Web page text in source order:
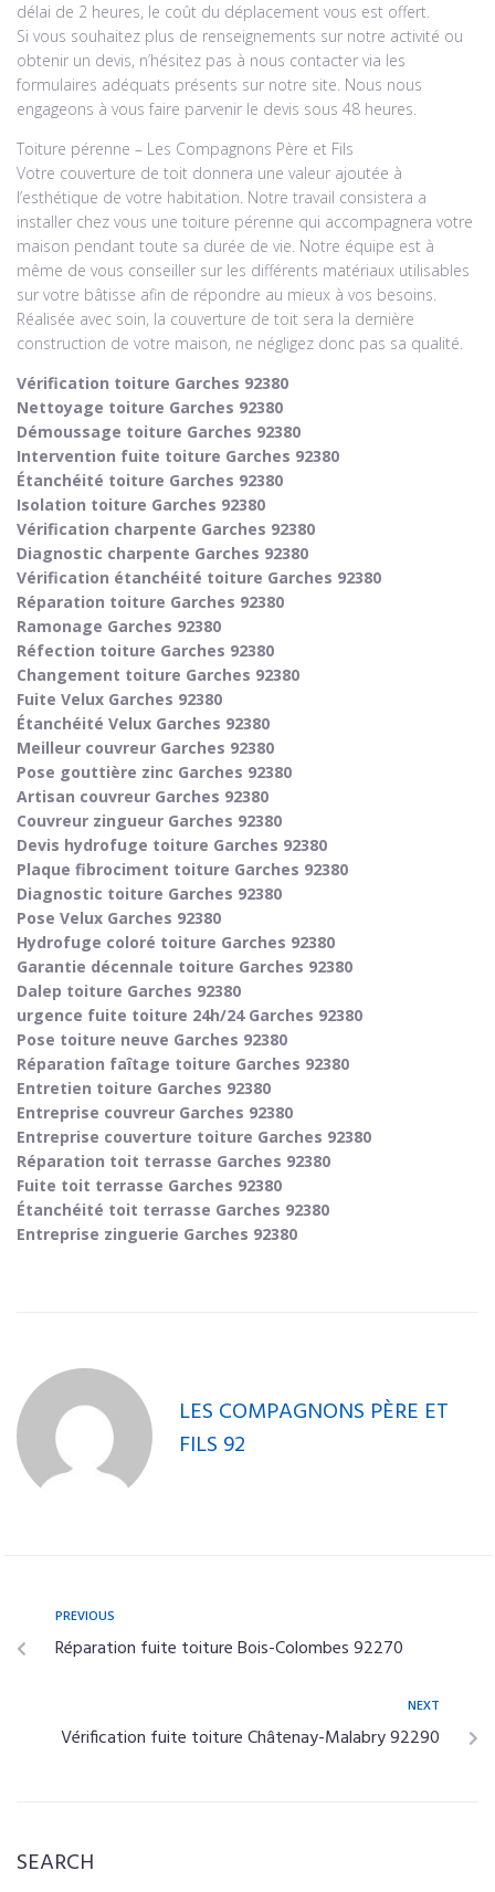
délai de 2 heures, le coût du déplacement vous est offert.
Si vous souhaitez plus de renseignements sur notre activité ou
obtenir un devis, n’hésitez pas à nous contacter via les
formulaires adéquats présents sur notre site. Nous nous
engageons à vous faire parvenir le devis sous 48 heures.
Toiture pérenne – Les Compagnons Père et Fils
Votre couverture de toit donnera une valeur ajoutée à
l’esthétique de votre habitation. Notre travail consistera a
installer chez vous une toiture pérenne qui accompagnera votre
maison pendant toute sa durée de vie. Notre équipe est à
même de vous conseiller sur les différents matériaux utilisables
sur votre bâtisse afin de répondre au mieux à vos besoins.
Réalisée avec soin, la couverture de toit sera la dernière
construction de votre maison, ne négligez donc pas sa qualité.
Vérification toiture Garches 92380
Nettoyage toiture Garches 92380
Démoussage toiture Garches 92380
Intervention fuite toiture Garches 92380
Étanchéité toiture Garches 92380
Isolation toiture Garches 92380
Vérification charpente Garches 92380
Diagnostic charpente Garches 92380
Vérification étanchéité toiture Garches 92380
Réparation toiture Garches 92380
Ramonage Garches 92380
Réfection toiture Garches 92380
Changement toiture Garches 92380
Fuite Velux Garches 92380
Étanchéité Velux Garches 92380
Meilleur couvreur Garches 92380
Pose gouttière zinc Garches 92380
Artisan couvreur Garches 92380
Couvreur zingueur Garches 92380
Devis hydrofuge toiture Garches 92380
Plaque fibrociment toiture Garches 92380
Diagnostic toiture Garches 92380
Pose Velux Garches 92380
Hydrofuge coloré toiture Garches 92380
Garantie décennale toiture Garches 92380
Dalep toiture Garches 92380
urgence fuite toiture 24h/24 Garches 92380
Pose toiture neuve Garches 92380
Réparation faîtage toiture Garches 92380
Entretien toiture Garches 92380
Entreprise couvreur Garches 92380
Entreprise couverture toiture Garches 92380
Réparation toit terrasse Garches 92380
Fuite toit terrasse Garches 92380
Étanchéité toit terrasse Garches 92380
Entreprise zinguerie Garches 92380
LES COMPAGNONS PÈRE ET
FILS 92
PREVIOUS
Réparation fuite toiture Bois-Colombes 92270
NEXT
Vérification fuite toiture Châtenay-Malabry 92290
SEARCH